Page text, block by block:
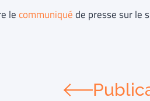
lecommuniquéde presse sur le